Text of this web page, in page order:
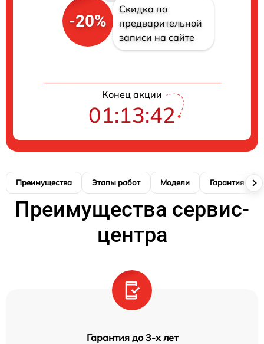
-20%
Скидка по
предварительной
записи на сайте
Конец акции
01:13:41
Преимущества Этапы работ Модели Гарантия
Преимущества сервис-
центра
Гарантия до 3-х лет